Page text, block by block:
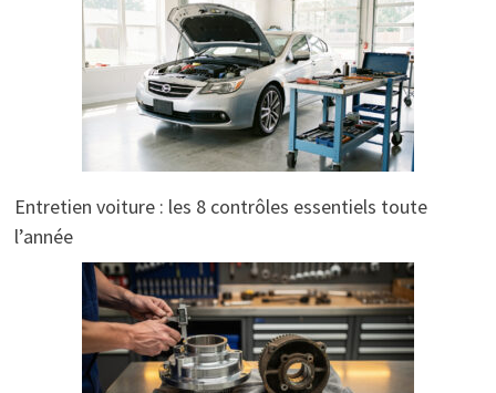
Entretien voiture : les 8 contrôles essentiels toute
l’année